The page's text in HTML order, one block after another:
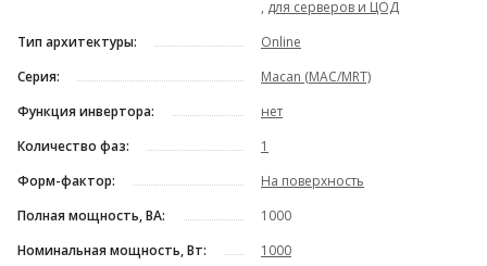
, для серверов и ЦОД
Тип архитектуры:
Online
Серия:
Macan (MAC/MRT)
Функция инвертора:
нет
Количество фаз:
1
Форм-фактор:
На поверхность
Полная мощность, ВА:
1000
Номинальная мощность, Вт:
1000